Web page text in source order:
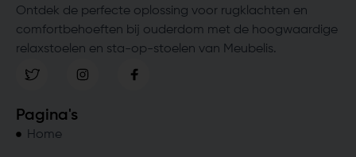
Ontdek de perfecte oplossing voor rugklachten en
comfortbehoeften bij ouderdom met de hoogwaardige
relaxstoelen en sta-op-stoelen van Meubelis.
Pagina's
Home